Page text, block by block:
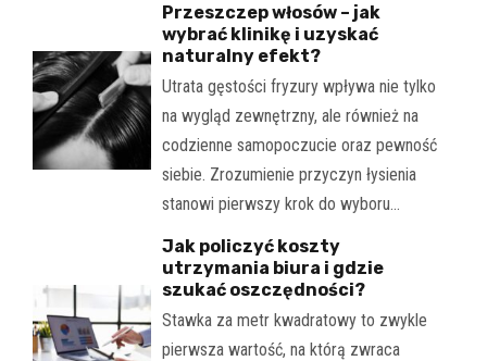
Przeszczep włosów – jak
wybrać klinikę i uzyskać
naturalny efekt?
Utrata gęstości fryzury wpływa nie tylko
na wygląd zewnętrzny, ale również na
codzienne samopoczucie oraz pewność
siebie. Zrozumienie przyczyn łysienia
stanowi pierwszy krok do wyboru…
Jak policzyć koszty
utrzymania biura i gdzie
szukać oszczędności?
Stawka za metr kwadratowy to zwykle
pierwsza wartość, na którą zwraca